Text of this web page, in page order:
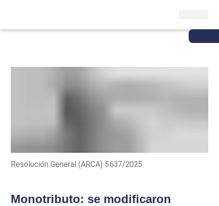
Resolución General (ARCA) 5637/2025
Monotributo: se modificaron